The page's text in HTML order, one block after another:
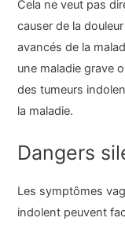
Cela ne veut pas
causer de la
avancés de la
une maladie grave
des tumeurs
la maladie.
Dangers
Les symptômes
indolent peuvent